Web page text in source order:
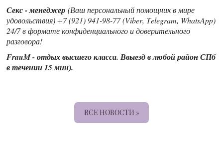
Секс - менеджер (Ваш персональный помощник в мире
удовольствия) +7 (921) 941-98-77 (Viber, Telegram, WhatsApp)
24/7 в формате конфиденциального и доверительного
разговора!
FrauM - отдых высшего класса. Ввыезд в любой район СПб
в течении 15 мин).
ВСЕ НОВОСТИ »